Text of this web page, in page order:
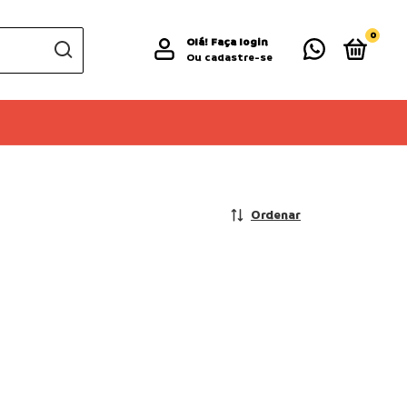
Olá! Faça login
Ou cadastre-se
0
Ordenar